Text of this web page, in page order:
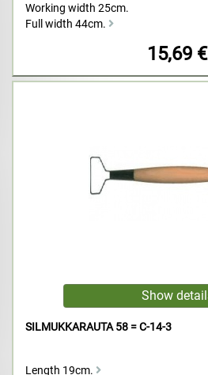
Working width 25cm.
Full width 44cm.
15,69 €
SILMUKKARAUTA 58 = C-14-3
Length 19cm.